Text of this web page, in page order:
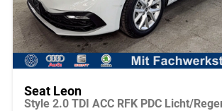
Seat Leon